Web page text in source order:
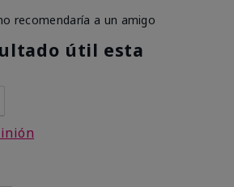
recomendaría a un amigo
útil esta